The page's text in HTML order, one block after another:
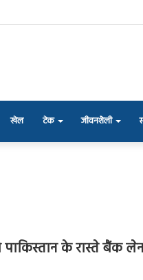
खेल टेक जीवनशैली
के रास्ते बैंक